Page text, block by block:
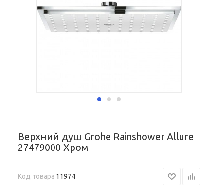
Верхний душ Grohe Rainshower Allure
27479000 Хром
Код товара 11974